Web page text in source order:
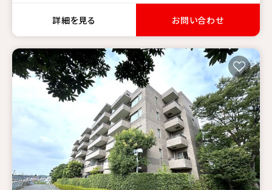
詳細を見る お問い合わせ